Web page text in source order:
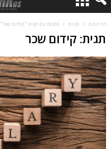
דף הבית תגיות כתבות עם תגית "קידום שכר"
תגית: קידום שכר